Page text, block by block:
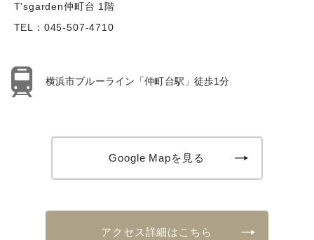
T'sgarden仲町台 1階
TEL： 045-507-4710
横浜市ブルーライン「仲町台駅」徒歩1分
Google Mapを見る
アクセス詳細はこちら